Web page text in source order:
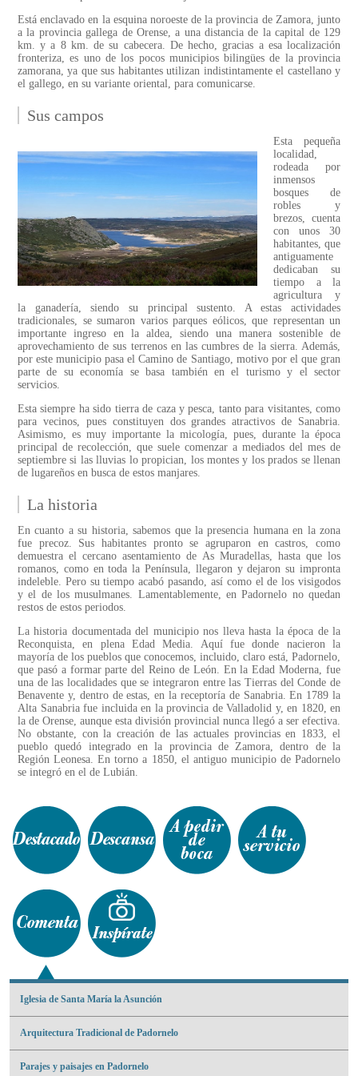
Está enclavado en la esquina noroeste de la provincia de Zamora, junto
a la provincia gallega de Orense, a una distancia de la capital de 129
km. y a 8 km. de su cabecera. De hecho, gracias a esa localización
fronteriza, es uno de los pocos municipios bilingües de la provincia
zamorana, ya que sus habitantes utilizan indistintamente el castellano y
el gallego, en su variante oriental, para comunicarse.
Sus campos
Esta pequeña
localidad,
rodeada por
inmensos
bosques de
robles y
brezos, cuenta
con unos 30
habitantes, que
antiguamente
dedicaban su
tiempo a la
agricultura y
la ganadería, siendo su principal sustento. A estas actividades
tradicionales, se sumaron varios parques eólicos, que representan un
importante ingreso en la aldea, siendo una manera sostenible de
aprovechamiento de sus terrenos en las cumbres de la sierra. Además,
por este municipio pasa el Camino de Santiago, motivo por el que gran
parte de su economía se basa también en el turismo y el sector
servicios.
Esta siempre ha sido tierra de caza y pesca, tanto para visitantes, como
para vecinos, pues constituyen dos grandes atractivos de Sanabria.
Asimismo, es muy importante la micología, pues, durante la época
principal de recolección, que suele comenzar a mediados del mes de
septiembre si las lluvias lo propician, los montes y los prados se llenan
de lugareños en busca de estos manjares.
La historia
En cuanto a su historia, sabemos que la presencia humana en la zona
fue precoz. Sus habitantes pronto se agruparon en castros, como
demuestra el cercano asentamiento de As Muradellas, hasta que los
romanos, como en toda la Península, llegaron y dejaron su impronta
indeleble. Pero su tiempo acabó pasando, así como el de los visigodos
y el de los musulmanes. Lamentablemente, en Padornelo no quedan
restos de estos periodos.
La historia documentada del municipio nos lleva hasta la época de la
Reconquista, en plena Edad Media. Aquí fue donde nacieron la
mayoría de los pueblos que conocemos, incluido, claro está, Padornelo,
que pasó a formar parte del Reino de León. En la Edad Moderna, fue
una de las localidades que se integraron entre las Tierras del Conde de
Benavente y, dentro de estas, en la receptoría de Sanabria. En 1789 la
Alta Sanabria fue incluida en la provincia de Valladolid y, en 1820, en
la de Orense, aunque esta división provincial nunca llegó a ser efectiva.
No obstante, con la creación de las actuales provincias en 1833, el
pueblo quedó integrado en la provincia de Zamora, dentro de la
Región Leonesa. En torno a 1850, el antiguo municipio de Padornelo
se integró en el de Lubián.
Iglesia de Santa María la Asunción
Arquitectura Tradicional de Padornelo
Parajes y paisajes en Padornelo